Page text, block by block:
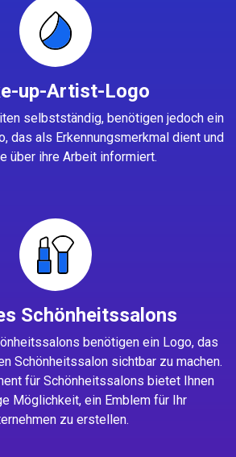
up-Artist-Logo
selbstständig, benötigen jedoch ein
das als Erkennungsmerkmal dient und
über ihre Arbeit informiert.
Schönheitssalons
benötigen ein Logo, das
Schönheitssalon sichtbar zu machen.
für Schönheitssalons bietet Ihnen
Möglichkeit, ein Emblem für Ihr
zu erstellen.